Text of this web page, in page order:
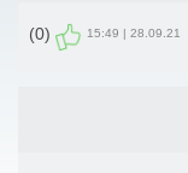
28.09.21 | 15:49
(0)